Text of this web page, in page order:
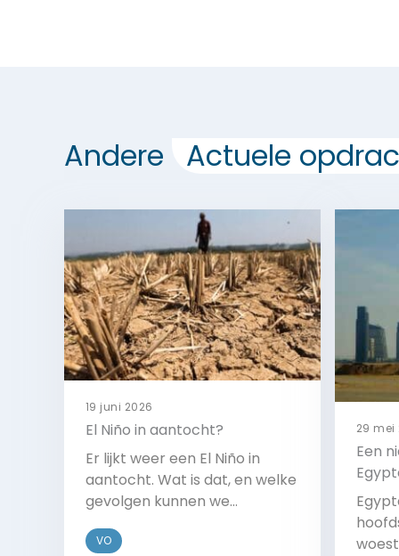
Andere Actuele
19 juni 2026
El Niño in aantocht?
Er lijkt weer een El Niño in
aantocht. Wat is dat, en welke
gevolgen kunnen we
VO
29 mei
Een